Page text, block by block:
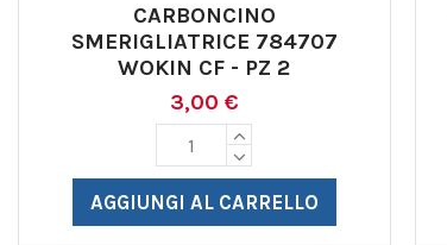
CARBONCINO
SMERIGLIATRICE 784707
WOKIN CF - PZ 2
3,00 €
AGGIUNGI AL CARRELLO